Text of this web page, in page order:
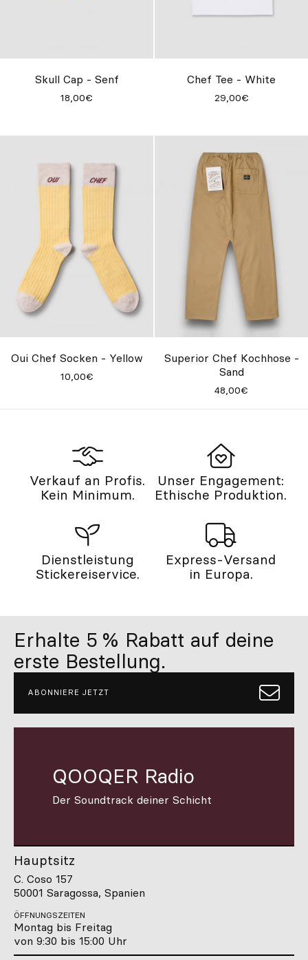
Skull Cap - Senf
18,00€
Chef Tee - White
29,00€
Oui Chef Socken - Yellow
10,00€
Superior Chef Kochhose -
Sand
48,00€
Verkauf an Profis.
Kein Minimum.
Unser Engagement:
Ethische Produktion.
Dienstleistung
Stickereiservice.
Express-Versand
in Europa.
Erhalte 5 % Rabatt auf deine
erste Bestellung.
ABONNIERE JETZT
QOOQER Radio
Der Soundtrack deiner Schicht
Hauptsitz
C. Coso 157
50001 Saragossa, Spanien
ÖFFNUNGSZEITEN
Montag bis Freitag
von 9:30 bis 15:00 Uhr